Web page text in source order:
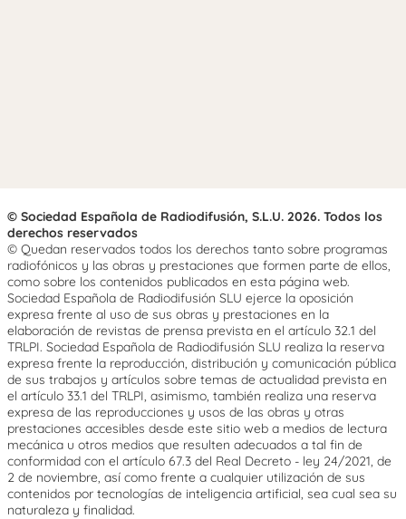
© Sociedad Española de Radiodifusión, S.L.U. 2026. Todos los
derechos reservados
© Quedan reservados todos los derechos tanto sobre programas
radiofónicos y las obras y prestaciones que formen parte de ellos,
como sobre los contenidos publicados en esta página web.
Sociedad Española de Radiodifusión SLU ejerce la oposición
expresa frente al uso de sus obras y prestaciones en la
elaboración de revistas de prensa prevista en el artículo 32.1 del
TRLPI. Sociedad Española de Radiodifusión SLU realiza la reserva
expresa frente la reproducción, distribución y comunicación pública
de sus trabajos y artículos sobre temas de actualidad prevista en
el artículo 33.1 del TRLPI, asimismo, también realiza una reserva
expresa de las reproducciones y usos de las obras y otras
prestaciones accesibles desde este sitio web a medios de lectura
mecánica u otros medios que resulten adecuados a tal fin de
conformidad con el artículo 67.3 del Real Decreto - ley 24/2021, de
2 de noviembre, así como frente a cualquier utilización de sus
contenidos por tecnologías de inteligencia artificial, sea cual sea su
naturaleza y finalidad.